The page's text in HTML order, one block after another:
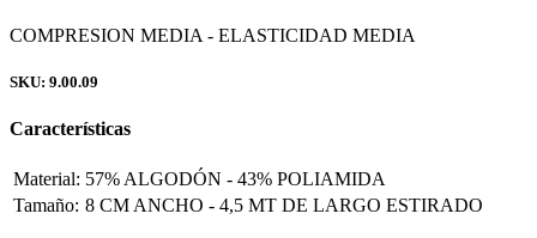
COMPRESION MEDIA - ELASTICIDAD MEDIA
SKU: 9.00.09
Características
Material: 57% ALGODÓN - 43% POLIAMIDA
Tamaño: 8 CM ANCHO - 4,5 MT DE LARGO ESTIRADO